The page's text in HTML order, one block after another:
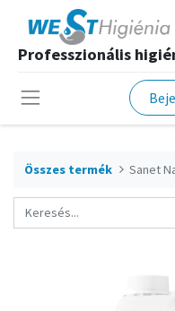
Professzionális
Összes termék Sanet